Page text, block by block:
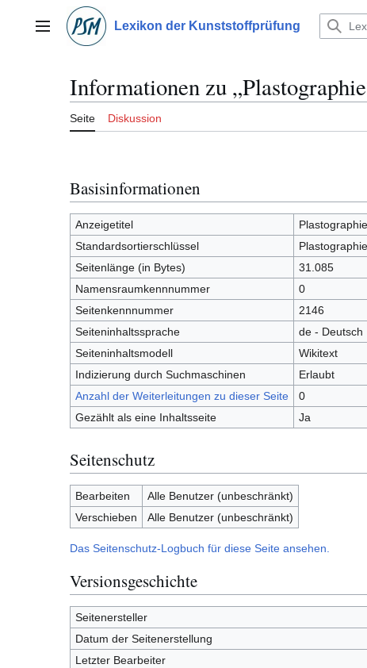
springenHauptmenü Lexikon der Kunststoffprüfung
Informationen zu
Seite Diskussion
Basisinformationen
Anzeigetitel
Plastographie
Standardsortierschlüssel
Plastographie
Seitenlänge (in Bytes)
31.085
Namensraumkennnummer
0
Seitenkennnummer
2146
Seiteninhaltssprache
de - Deutsch
Seiteninhaltsmodell
Wikitext
Indizierung durch Suchmaschinen
Erlaubt
Anzahl der Weiterleitungen zu dieser Seite
0
Gezählt als eine Inhaltsseite
Ja
Seitenschutz
Bearbeiten
Alle Benutzer (unbeschränkt)
Verschieben
Alle Benutzer (unbeschränkt)
Das Seitenschutz-Logbuch für diese Seite ansehen.
Versionsgeschichte
Seitenersteller
Datum der Seitenerstellung
Letzter Bearbeiter